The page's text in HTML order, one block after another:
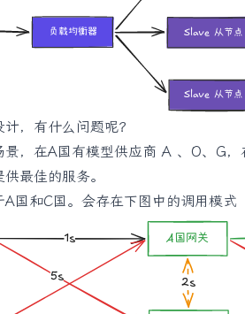
，有什么问题呢？
景，在A国有模型供应商 A 、O、G
最佳的服务。
A国和C国。会存在下图中的调用模式